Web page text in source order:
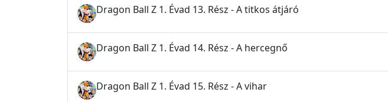
Dragon Ball Z 1. Évad 13. Rész - A titkos átjáró
Dragon Ball Z 1. Évad 14. Rész - A hercegnő
Dragon Ball Z 1. Évad 15. Rész - A vihar